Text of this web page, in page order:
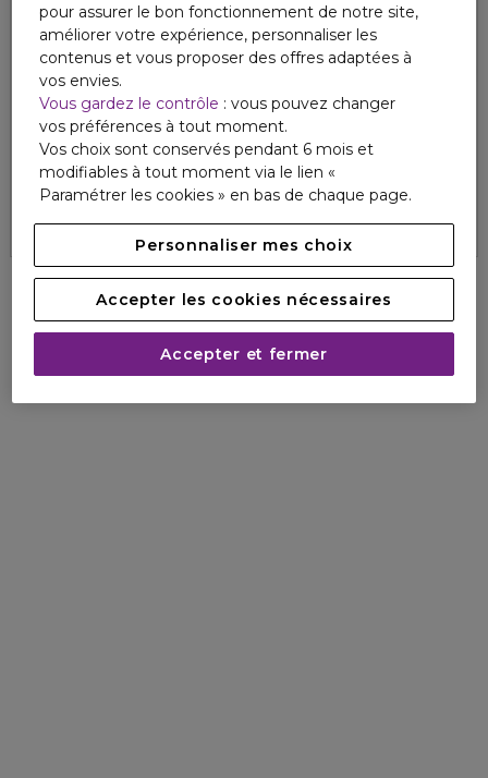
DIOR
FAHRENHEIT
Déodorant vaporisateur
35,05 €
53,10 €
4.8 64
DIOR
FAHRENHEIT
Déodorant stick
50,70 €
pour assurer le bon fonctionnement de notre site,
améliorer votre expérience, personnaliser les
contenus et vous proposer des offres adaptées à
vos envies.
Vous gardez le contrôle : vous pouvez changer
vos préférences à tout moment.
Vos choix sont conservés pendant 6 mois et
modifiables à tout moment via le lien «
Paramétrer les cookies » en bas de chaque page.
Personnaliser mes choix
Accepter les cookies nécessaires
Accepter et fermer